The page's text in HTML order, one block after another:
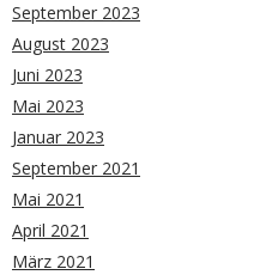
September 2023
August 2023
Juni 2023
Mai 2023
Januar 2023
September 2021
Mai 2021
April 2021
März 2021